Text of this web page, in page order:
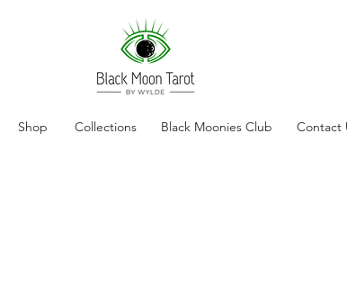
Shop Collections Black Moonies Club Contact